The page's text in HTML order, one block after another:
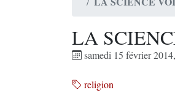
LA
samedi 15 février 2014,
religion